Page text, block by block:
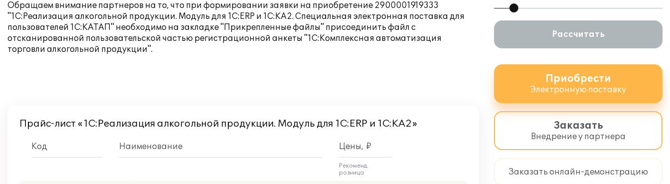
Обращаем внимание партнеров на то, что при формировании заявки на приобретение 2900001919333
"1С:Реализация алкогольной продукции. Модуль для 1С:ERP и 1С:КА2. Специальная электронная поставка для
пользователей 1С:КАТАП" необходимо на закладке "Прикрепленные файлы" присоединить файл с
отсканированной пользовательской частью регистрационной анкеты "1С:Комплексная автоматизация
торговли алкогольной продукции".
Прайс-лист «1С:Реализация алкогольной продукции. Модуль для 1С:ERP и 1С:КА2»
Код Наименование Цены, ₽
Рекоменд.
розница
Рассчитать
Приобрести
Электронную поставку
Заказать
Внедрение у партнера
Заказать онлайн-демонстрацию